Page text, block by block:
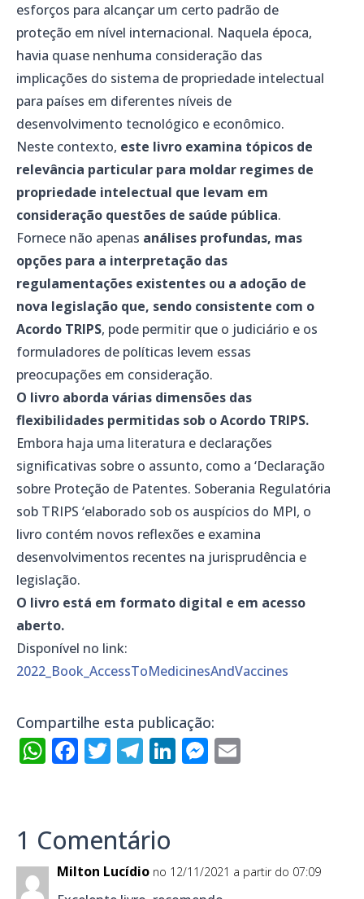
esforços para alcançar um certo padrão de
proteção em nível internacional. Naquela época,
havia quase nenhuma consideração das
implicações do sistema de propriedade intelectual
para países em diferentes níveis de
desenvolvimento tecnológico e econômico.
Neste contexto, este livro examina tópicos de
relevância particular para moldar regimes de
propriedade intelectual que levam em
consideração questões de saúde pública.
Fornece não apenas análises profundas, mas
opções para a interpretação das
regulamentações existentes ou a adoção de
nova legislação que, sendo consistente com o
Acordo TRIPS, pode permitir que o judiciário e os
formuladores de políticas levem essas
preocupações em consideração.
O livro aborda várias dimensões das
flexibilidades permitidas sob o Acordo TRIPS.
Embora haja uma literatura e declarações
significativas sobre o assunto, como a ‘Declaração
sobre Proteção de Patentes. Soberania Regulatória
sob TRIPS ‘elaborado sob os auspícios do MPI, o
livro contém novos reflexões e examina
desenvolvimentos recentes na jurisprudência e
legislação.
O livro está em formato digital e em acesso
aberto.
Disponível no link:
2022_Book_AccessToMedicinesAndVaccines
Compartilhe esta publicação:
WhatsApp
Facebook
Twitter
Telegram
LinkedIn
Messenger
1 Comentário
Milton Lucídio no 12/11/2021 a partir do 07:09